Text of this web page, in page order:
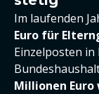
Im laufenden
Euro für
Einzelposten in
Millionen